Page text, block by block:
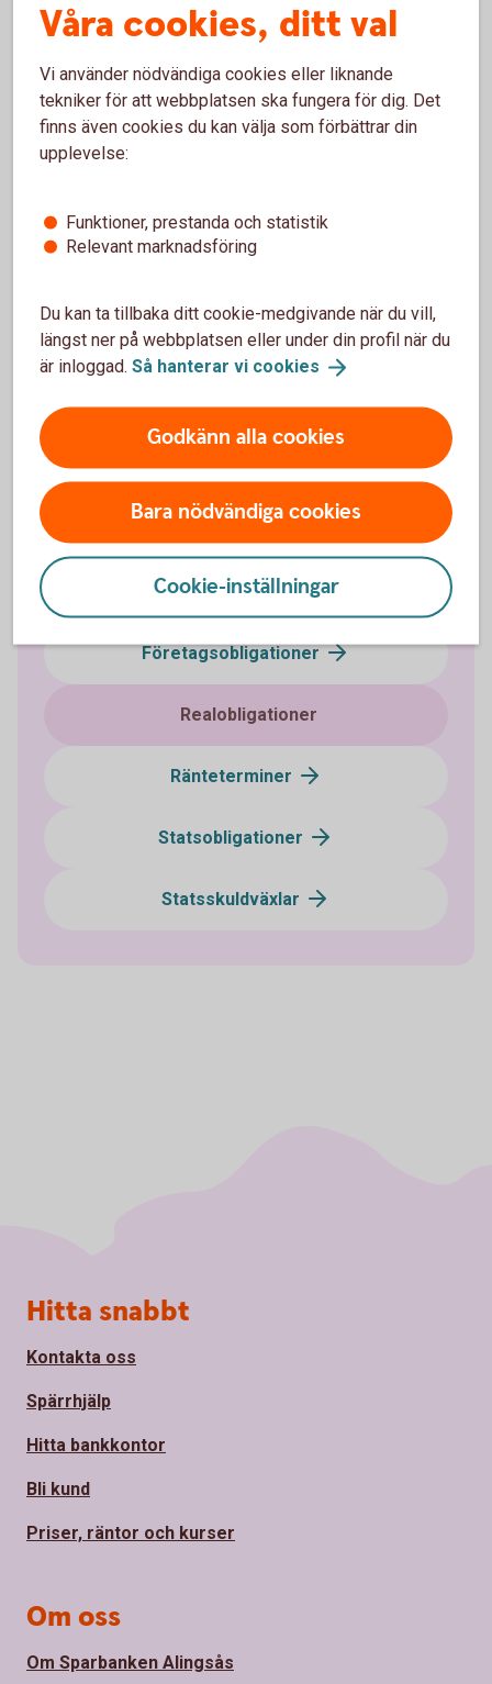
Vanliga frågor och svar om
Realobligationer
Vem kan köpa realräntelån?
Ränteplaceringar
Bostadsobligationer
Certifikat
FRA
Företagsobligationer
Realobligationer
Ränteterminer
Statsobligationer
Statsskuldväxlar
Våra cookies, ditt val
Vi använder nödvändiga cookies eller liknande
tekniker för att webbplatsen ska fungera för dig. Det
finns även cookies du kan välja som förbättrar din
upplevelse:
Funktioner, prestanda och statistik
Relevant marknadsföring
Du kan ta tillbaka ditt cookie-medgivande när du vill,
längst ner på webbplatsen eller under din profil när du
är inloggad. Så hanterar vi cookies
Godkänn alla cookies
Bara nödvändiga cookies
Cookie-inställningar
Sidfot
Hitta snabbt
Kontakta oss
Spärrhjälp
Hitta bankkontor
Bli kund
Priser, räntor och kurser
Om oss
Om Sparbanken Alingsås